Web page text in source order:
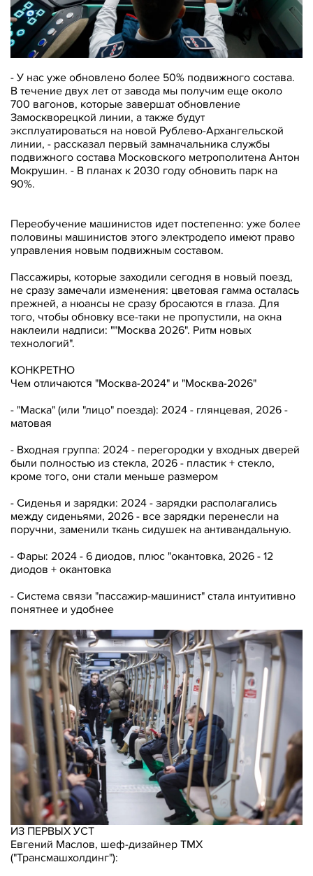
- У нас уже обновлено более 50% подвижного состава.
В течение двух лет от завода мы получим еще около
700 вагонов, которые завершат обновление
Замоскворецкой линии, а также будут
эксплуатироваться на новой Рублево-Архангельской
линии, - рассказал первый замначальника службы
подвижного состава Московского метрополитена Антон
Мокрушин. - В планах к 2030 году обновить парк на
90%.
Переобучение машинистов идет постепенно: уже более
половины машинистов этого электродепо имеют право
управления новым подвижным составом.
Пассажиры, которые заходили сегодня в новый поезд,
не сразу замечали изменения: цветовая гамма осталась
прежней, а нюансы не сразу бросаются в глаза. Для
того, чтобы обновку все-таки не пропустили, на окна
наклеили надписи: ""Москва 2026". Ритм новых
технологий".
КОНКРЕТНО
Чем отличаются "Москва-2024" и "Москва-2026"
- "Маска" (или "лицо" поезда): 2024 - глянцевая, 2026 -
матовая
- Входная группа: 2024 - перегородки у входных дверей
были полностью из стекла, 2026 - пластик + стекло,
кроме того, они стали меньше размером
- Сиденья и зарядки: 2024 - зарядки располагались
между сиденьями, 2026 - все зарядки перенесли на
поручни, заменили ткань сидушек на антивандальную.
- Фары: 2024 - 6 диодов, плюс "окантовка, 2026 - 12
диодов + окантовка
- Система связи "пассажир-машинист" стала интуитивно
понятнее и удобнее
ИЗ ПЕРВЫХ УСТ
Евгений Маслов, шеф-дизайнер ТМХ
("Трансмашхолдинг"):